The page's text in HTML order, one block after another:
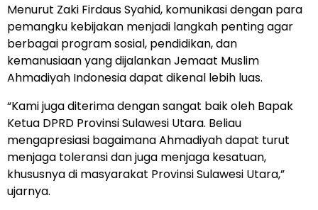
Menurut Zaki Firdaus Syahid, komunikasi dengan para
pemangku kebijakan menjadi langkah penting agar
berbagai program sosial, pendidikan, dan
kemanusiaan yang dijalankan Jemaat Muslim
Ahmadiyah Indonesia dapat dikenal lebih luas.
“Kami juga diterima dengan sangat baik oleh Bapak
Ketua DPRD Provinsi Sulawesi Utara. Beliau
mengapresiasi bagaimana Ahmadiyah dapat turut
menjaga toleransi dan juga menjaga kesatuan,
khususnya di masyarakat Provinsi Sulawesi Utara,”
ujarnya.